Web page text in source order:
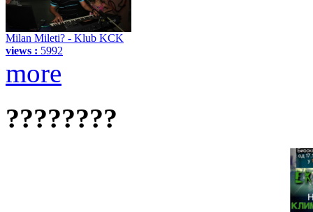
Milan Mileti? - Klub KCK
views : 5992
more
????????